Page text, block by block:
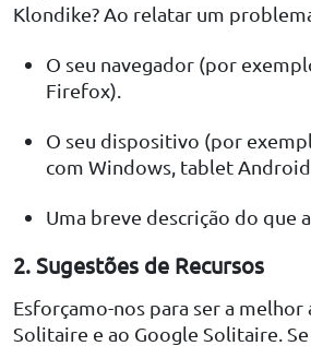
Klondike? Ao relatar um
O seu navegador (por
Firefox).
O seu dispositivo (por
com Windows, tablet
Uma breve descrição do que
2. Sugestões de Recursos
Esforçamo-nos para ser a
Solitaire e ao Google Solitaire.